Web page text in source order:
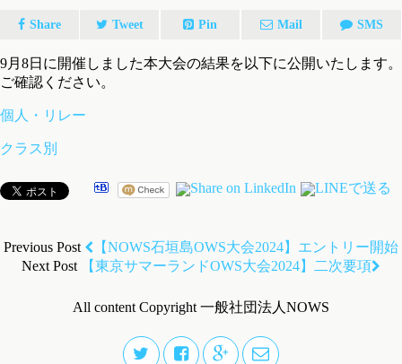
Share Tweet Pin Mail SMS
9月8日に開催しました本大会の結果を以下に公開いたします。
ご確認ください。
個人・リレー
クラス別
Previous Post
【NOWS石垣島OWS大会2024】エントリー開始
Next Post
【東京サマーランドOWS大会2024】二次要項
All content Copyright 一般社団法人NOWS